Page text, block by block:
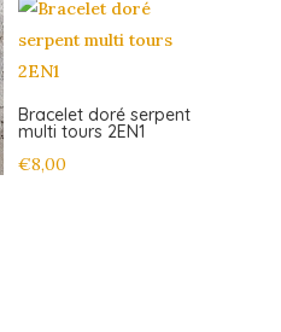
Bracelet doré serpent
multi tours 2EN1
€8,00